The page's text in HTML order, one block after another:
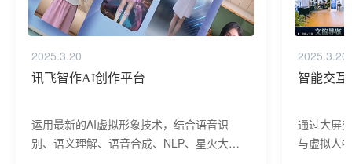
2025.3.20
讯飞智作AI创作平台
运用最新的AI虚拟形象技术，结合语音识
别、语义理解、语音合成、NLP、星火大模
2025.3.20
智能交互
通过大屏
与虚拟人